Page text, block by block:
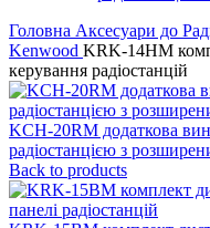
Головна Аксесуари до
Kenwood KRK-14HM
керування радіостанцій
KCH-20RM додаткова
радіостанцією з
Back to products